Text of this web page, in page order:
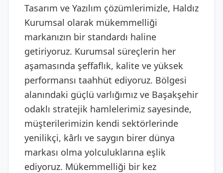
Tasarım ve Yazılım çözümlerimizle, Haldız
Kurumsal olarak mükemmelliği
markanızın bir standardı haline
getiriyoruz. Kurumsal süreçlerin her
aşamasında şeffaflık, kalite ve yüksek
performansı taahhüt ediyoruz. Bölgesi
alanındaki güçlü varlığımız ve Başakşehir
odaklı stratejik hamlelerimiz sayesinde,
müşterilerimizin kendi sektörlerinde
yenilikçi, kârlı ve saygın birer dünya
markası olma yolculuklarına eşlik
ediyoruz. Mükemmelliği bir kez